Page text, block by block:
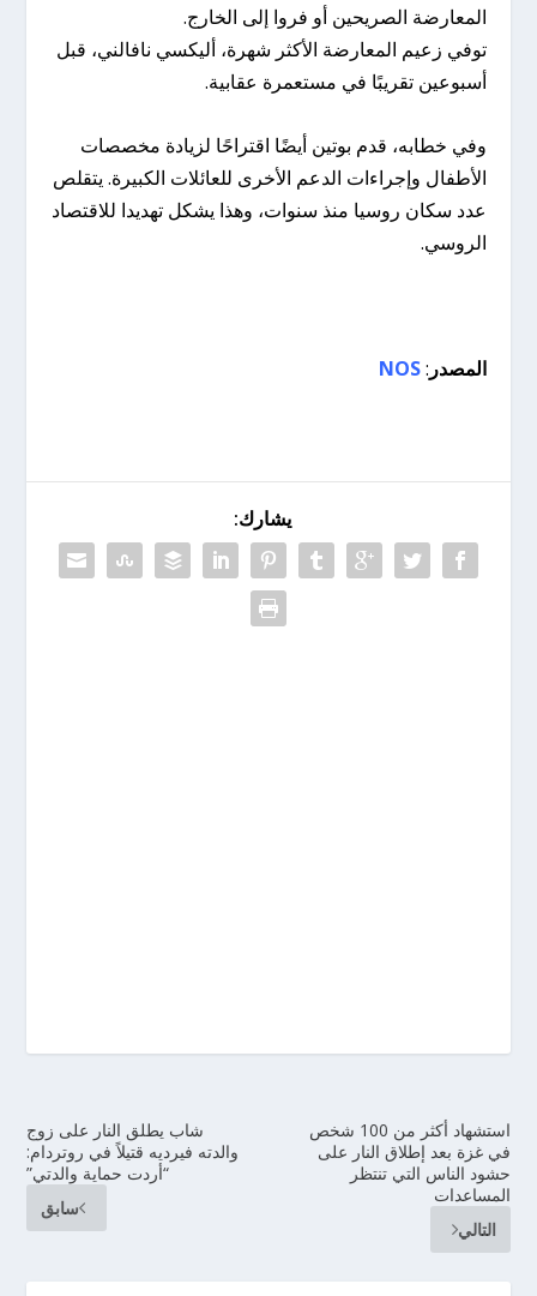
المعارضة الصريحين أو فروا إلى الخارج.
توفي زعيم المعارضة الأكثر شهرة، أليكسي نافالني، قبل
أسبوعين تقريبًا في مستعمرة عقابية.
وفي خطابه، قدم بوتين أيضًا اقتراحًا لزيادة مخصصات
الأطفال وإجراءات الدعم الأخرى للعائلات الكبيرة. يتقلص
عدد سكان روسيا منذ سنوات، وهذا يشكل تهديدا للاقتصاد
الروسي.
المصدر :
NOS
يشارك:
شاب يطلق النار على زوج
والدته فيرديه قتيلاً في روتردام:
“أردت حماية والدتي”
سابق
استشهاد أكثر من 100 شخص
في غزة بعد إطلاق النار على
حشود الناس التي تنتظر
المساعدات
التالي